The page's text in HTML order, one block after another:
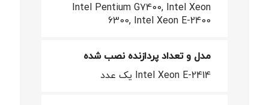
Intel Pentium G7400, Intel Xeon
6300, Intel Xeon E-2400
مدل و تعداد پردازنده نصب شده
Intel Xeon E-2414 یک عدد